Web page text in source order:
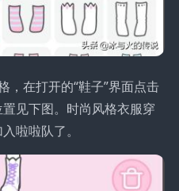
，在打开的“鞋子”界面点击
见下图。时尚风格衣服穿
啦啦队了。